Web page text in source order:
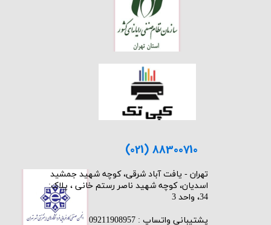
(021) 88300710
​تهران - یافت آباد شرقی، کوچه شهید جمشید
اسدیان، کوچه شهید ناصر رستم خانی ، پلاک:
34، واحد 3
پشتیبانی واتساپ : 09211908957